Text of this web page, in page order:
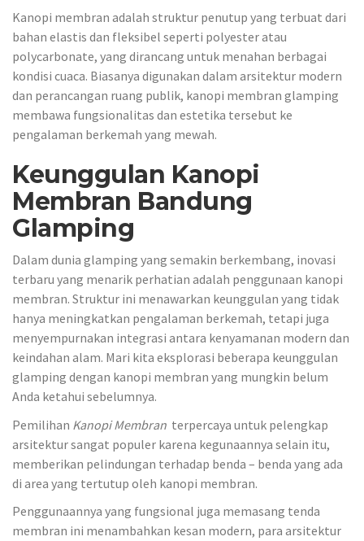
Kanopi membran adalah struktur penutup yang terbuat dari
bahan elastis dan fleksibel seperti polyester atau
polycarbonate, yang dirancang untuk menahan berbagai
kondisi cuaca. Biasanya digunakan dalam arsitektur modern
dan perancangan ruang publik, kanopi membran glamping
membawa fungsionalitas dan estetika tersebut ke
pengalaman berkemah yang mewah.
Keunggulan Kanopi
Membran Bandung
Glamping
Dalam dunia glamping yang semakin berkembang, inovasi
terbaru yang menarik perhatian adalah penggunaan kanopi
membran. Struktur ini menawarkan keunggulan yang tidak
hanya meningkatkan pengalaman berkemah, tetapi juga
menyempurnakan integrasi antara kenyamanan modern dan
keindahan alam. Mari kita eksplorasi beberapa keunggulan
glamping dengan kanopi membran yang mungkin belum
Anda ketahui sebelumnya.
Pemilihan Kanopi Membran terpercaya untuk pelengkap
arsitektur sangat populer karena kegunaannya selain itu,
memberikan pelindungan terhadap benda – benda yang ada
di area yang tertutup oleh kanopi membran.
Penggunaannya yang fungsional juga memasang tenda
membran ini menambahkan kesan modern, para arsitektur